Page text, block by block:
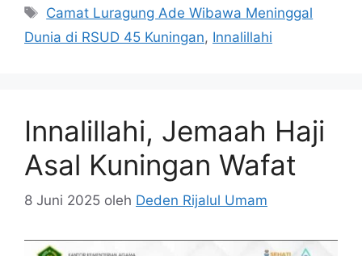
Tag
Camat Luragung Ade Wibawa Meninggal
Dunia di RSUD 45 Kuningan, Innalillahi
Innalillahi, Jemaah Haji
Asal Kuningan Wafat
8 Juni 2025 oleh Deden Rijalul Umam